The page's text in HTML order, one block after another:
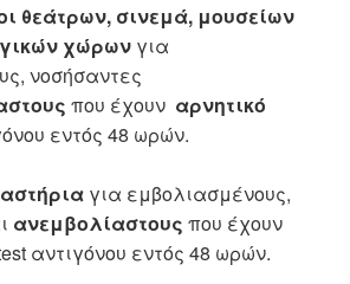
θεάτρων, σινεμά, μουσείων
χώρων για
νοσήσαντες
που έχουν αρνητικό
εντός 48 ωρών.
για εμβολιασμένους,
ανεμβολίαστους που έχουν
αντιγόνου εντός 48 ωρών.